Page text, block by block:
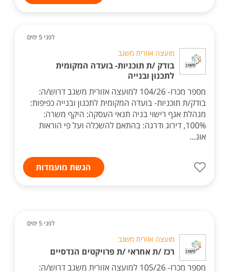
לפני 5 ימים
מועצה אזורית משגב
בודק /ת תוכניות- בועדה המקומית
לתכנון ובנייה
מספר מכרז- 104/26 למועצה אזורית משגב דרוש/ה:
בודק/ת תוכניות- בועדה המקומית לתכנון ובנייה כפיפות:
מנהלת אגף רישוי בניה תנאי העסקה: היקף משרה:
100%, דירוג ודרגה: בהתאם להשכלה ועל פי הוראות
אוג...
הגשת מועמדות
לפני 5 ימים
מועצה אזורית משגב
רכז /ת אחראי /ת פרויקטים הנדסיים
מספר מכרז- 105/26 למועצה אזורית משגב דרוש/ה: